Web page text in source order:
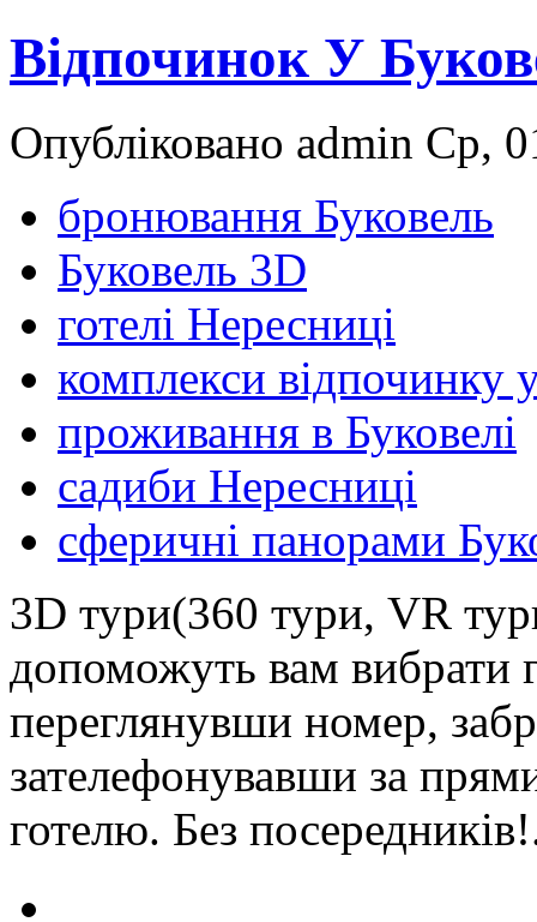
Відпочинок У
Опубліковано admin Ср,
бронювання Буковель
Буковель 3D
готелі Нересниці
комплекси відпочинку
проживання в Буковелі
садиби Нересниці
сферичні панорами
3D тури(360 тури, VR
допоможуть вам вибрати
переглянувши номер,
зателефонувавши за
готелю. Без